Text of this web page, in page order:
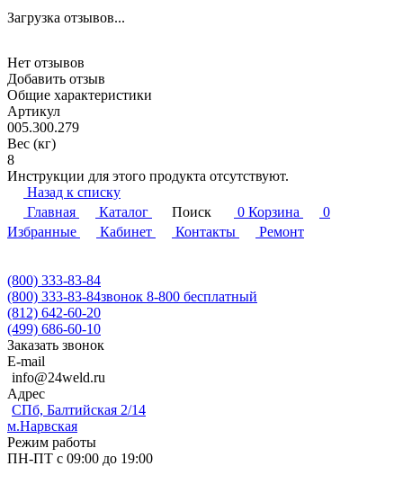
Загрузка отзывов...
Нет отзывов
Добавить отзыв
Общие характеристики
Артикул
005.300.279
Вес (кг)
8
Инструкции для этого продукта отсутствуют.
Назад к списку
Главная
Каталог Поиск 0 Корзина
0
Избранные
Кабинет Контакты Ремонт
(800) 333-83-84
(800) 333-83-84звонок 8-800 бесплатный
(812) 642-60-20
(499) 686-60-10
Заказать звонок
E-mail
info@24weld.ru
Адрес
СПб, Балтийская 2/14
м.Нарвская
Режим работы
ПН-ПТ с 09:00 до 19:00